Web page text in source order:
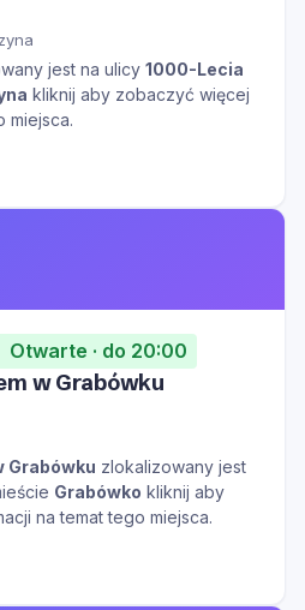
jest na ulicy 1000-Lecia
kliknij aby zobaczyć więcej
miejsca.
Otwarte · do 20:00
w Grabówku
Grabówku zlokalizowany jest
Grabówko kliknij aby
na temat tego miejsca.